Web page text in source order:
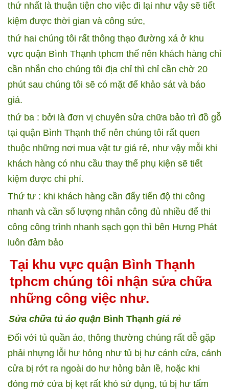
thứ nhất là thuận tiện cho việc đi lại như vậy sẽ tiết
kiệm được thời gian và công sức,
thứ hai chúng tôi rất thông thạo đường xá ở khu
vực quận Bình Thạnh tphcm thế nên khách hàng chỉ
cần nhắn cho chúng tôi địa chỉ thì chỉ cần chờ 20
phút sau chúng tôi sẽ có mặt để khảo sát và báo
giá.
thứ ba : bởi là đơn vị chuyên sửa chữa bảo trì đồ gỗ
tại quận Bình Thạnh thế nên chúng tôi rất quen
thuộc những nơi mua vật tư giá rẻ, như vậy mỗi khi
khách hàng có nhu cầu thay thế phụ kiện sẽ tiết
kiệm được chi phí.
Thứ tư : khi khách hàng cần đẩy tiến độ thi công
nhanh và cần số lượng nhân công đủ nhiều để thi
công công trình nhanh sạch gọn thì bên Hưng Phát
luôn đảm bảo
Tại khu vực quận Bình Thạnh
tphcm chúng tôi nhận sửa chữa
những công việc như.
Sửa chữa tủ áo quận Bình Thạnh giá rẻ
Đối với tủ quần áo, thông thường chúng rất dễ gặp
phải nhựng lỗi hư hỏng như tủ bị hư cánh cửa, cánh
cửa bị rớt ra ngoài do hư hỏng bản lề, hoặc khi
đóng mở cửa bị kẹt rất khó sử dụng, tủ bị hư tấm